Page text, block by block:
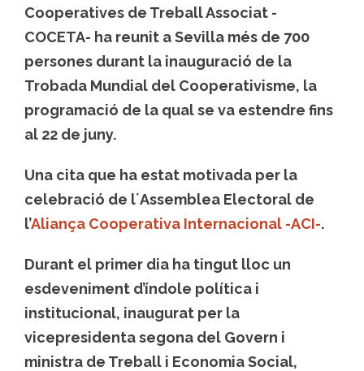
Cooperatives de Treball Associat -
COCETA- ha reunit a Sevilla més de 700
persones durant la inauguració de la
Trobada Mundial del Cooperativisme, la
programació de la qual se va estendre fins
al 22 de juny.
Una cita que ha estat motivada per la
celebració de l´Assemblea Electoral de
l’Aliança Cooperativa Internacional -ACI-.
Durant el primer dia ha tingut lloc un
esdeveniment d’índole política i
institucional, inaugurat per la
vicepresidenta segona del Govern i
ministra de Treball i Economia Social,